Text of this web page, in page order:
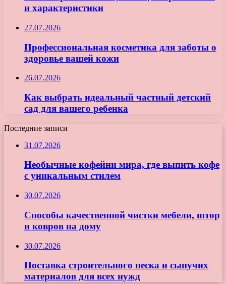
и характеристики
27.07.2026
Профессиональная косметика для заботы о
здоровье вашей кожи
26.07.2026
Как выбрать идеальный частный детский
сад для вашего ребенка
Последние записи
31.07.2026
Необычные кофейни мира, где выпить кофе
с уникальным стилем
30.07.2026
Способы качественной чистки мебели, штор
и ковров на дому
30.07.2026
Поставка строительного песка и сыпучих
материалов для всех нужд